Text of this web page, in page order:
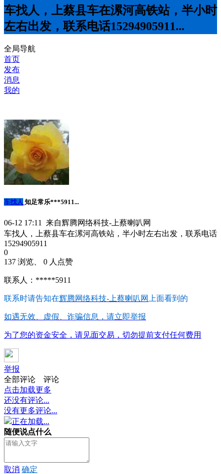
车找人，上蔡县车在漯河高铁站，半小时
左右出发，联系电话15294905911...
全局导航
首页
发布
消息
我的
车找人 知足常乐***5911...
06-12 17:11 来自辉腾网络科技-上蔡喇叭网
车找人，上蔡县车在漯河高铁站，半小时左右出发，联系电话
15294905911
0
137 浏览、 0 人点赞
联系人：*****5911
联系时请告知在辉腾网络科技-上蔡喇叭网 上面看到的
如遇无效、虚假、诈骗信息，请立即举报
为了您的资金安全，请见面交易，切勿提前支付任何费用
举报
全部评论
评论
点击加载更多
还没有评论...
没有更多评论...
正在加载...
随便说点什么
取消 确定